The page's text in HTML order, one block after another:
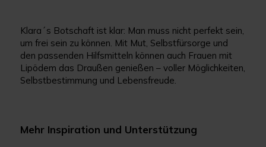
Klara´s Botschaft ist klar: Man muss nicht perfekt sein,
um frei sein zu können. Mit Mut, Selbstfürsorge und
den passenden Hilfsmitteln können auch Frauen mit
Lipödem das Draußen genießen – voller Möglichkeiten,
Selbstbestimmung und Lebensfreude.
Mehr Inspiration und Unterstützung